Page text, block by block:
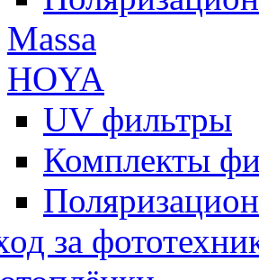
Massa
HOYA
UV фильтры
Комплекты
за